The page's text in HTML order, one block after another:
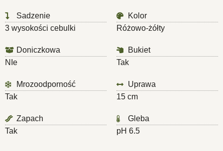
Sadzenie
3 wysokości cebulki
Kolor
Różowo-żółty
Doniczkowa
NIe
Bukiet
Tak
Mrozoodporność
Tak
Uprawa
15 cm
Zapach
Tak
Gleba
pH 6.5